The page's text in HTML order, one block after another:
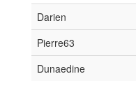
Darien
Pierre63
Dunaedine